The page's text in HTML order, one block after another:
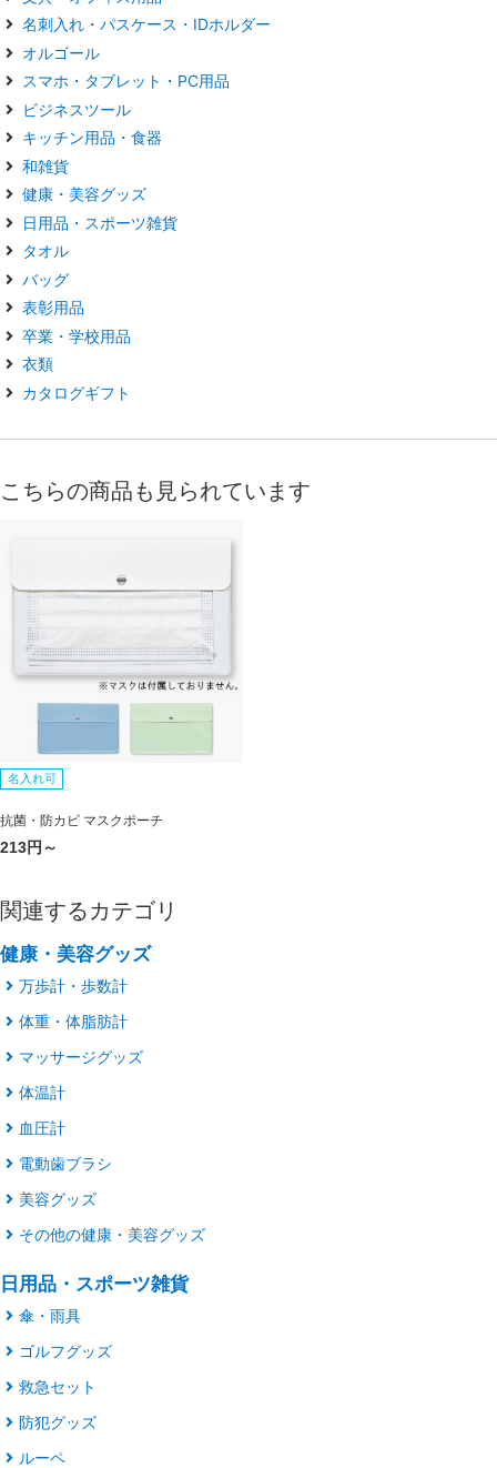
名刺入れ・パスケース・IDホルダー
オルゴール
スマホ・タブレット・PC用品
ビジネスツール
キッチン用品・食器
和雑貨
健康・美容グッズ
日用品・スポーツ雑貨
タオル
バッグ
表彰用品
卒業・学校用品
衣類
カタログギフト
こちらの商品も見られています
名入れ可
抗菌・防カビ マスクポーチ
213円～
関連するカテゴリ
健康・美容グッズ
万歩計・歩数計
体重・体脂肪計
マッサージグッズ
体温計
血圧計
電動歯ブラシ
美容グッズ
その他の健康・美容グッズ
日用品・スポーツ雑貨
傘・雨具
ゴルフグッズ
救急セット
防犯グッズ
ルーペ